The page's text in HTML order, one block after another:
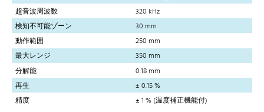
超音波周波数
320 kHz
検知不可能ゾーン
30 mm
動作範囲
250 mm
最大レンジ
350 mm
分解能
0.18 mm
再生
± 0.15 %
精度
± 1 % (温度補正機能付)